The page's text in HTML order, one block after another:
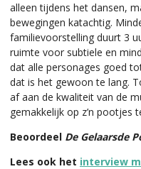
alleen tijdens het dansen,
bewegingen katachtig.
familievoorstelling duurt 3
ruimte voor subtiele en
dat alle personages goed
dat is het gewoon te lang.
af aan de kwaliteit van de
gemakkelijk op z’n pootjes
Beoordeel De Gelaarsde
Lees ook het interview